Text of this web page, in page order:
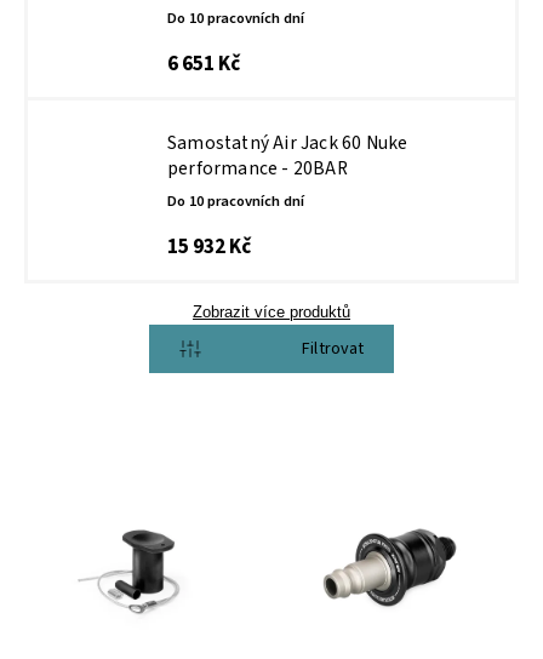
Do 10 pracovních dní
6 651 Kč
Samostatný Air Jack 60 Nuke
performance - 20BAR
Do 10 pracovních dní
15 932 Kč
Zobrazit více produktů
Otevřít filtr